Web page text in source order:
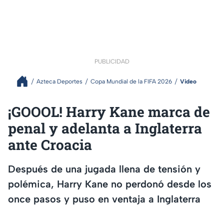
PUBLICIDAD
Azteca Deportes Copa Mundial de la FIFA 2026 Video
¡GOOOL! Harry Kane marca de
penal y adelanta a Inglaterra
ante Croacia
Después de una jugada llena de tensión y
polémica, Harry Kane no perdonó desde los
once pasos y puso en ventaja a Inglaterra